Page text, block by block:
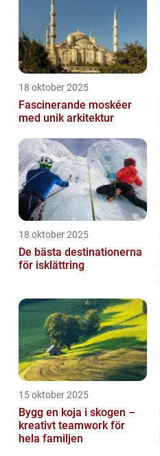
18 oktober 2025
Fascinerande moskéer
med unik arkitektur
18 oktober 2025
De bästa destinationerna
för isklättring
15 oktober 2025
Bygg en koja i skogen –
kreativt teamwork för
hela familjen